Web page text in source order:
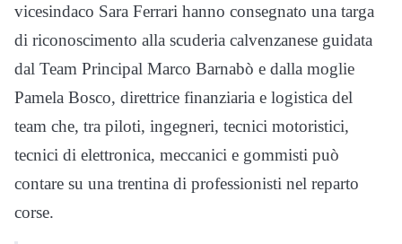
vicesindaco Sara Ferrari hanno consegnato una targa
di riconoscimento alla scuderia calvenzanese guidata
dal Team Principal Marco Barnabò e dalla moglie
Pamela Bosco, direttrice finanziaria e logistica del
team che, tra piloti, ingegneri, tecnici motoristici,
tecnici di elettronica, meccanici e gommisti può
contare su una trentina di professionisti nel reparto
corse.